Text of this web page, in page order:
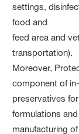
settings,
food and
feed area and
transportation).
Moreover,
component of
preservatives
formulations
manufacturing